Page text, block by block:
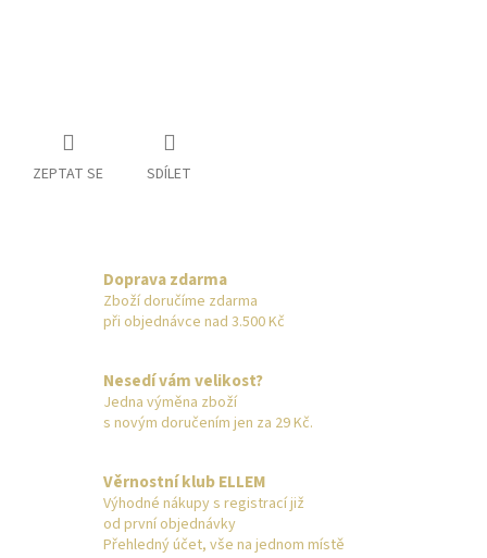
ZEPTAT SE SDÍLET
Doprava zdarma
Zboží doručíme zdarma
při objednávce nad 3.500 Kč
Nesedí vám velikost?
Jedna výměna zboží
s novým doručením jen za 29 Kč.
Věrnostní klub ELLEM
Výhodné nákupy s registrací již
od první objednávky
Přehledný účet, vše na jednom místě